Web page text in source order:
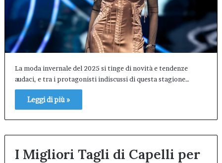
La moda invernale del 2025 si tinge di novità e tendenze
audaci, e tra i protagonisti indiscussi di questa stagione…
Leggi di più »
I Migliori Tagli di Capelli per